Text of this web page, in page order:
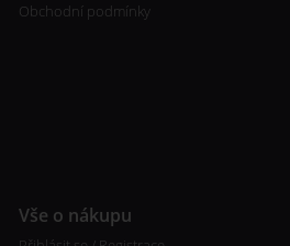
Obchodní podmínky
Vše o nákupu